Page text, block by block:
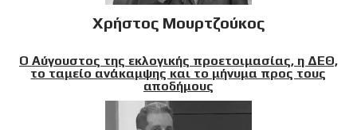
Χρήστος Μουρτζούκος
Ο Αύγουστος της εκλογικής προετοιμασίας, η ΔΕΘ,
το ταμείο ανάκαμψης και το μήνυμα προς τους
αποδήμους